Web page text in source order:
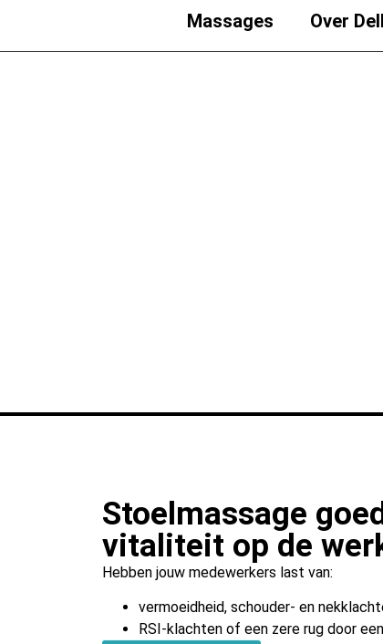
Massages Over
Stoelmassage
vitaliteit op de
Hebben jouw medewerkers last van:
vermoeidheid, schouder- en
RSI-klachten of een zere rug door